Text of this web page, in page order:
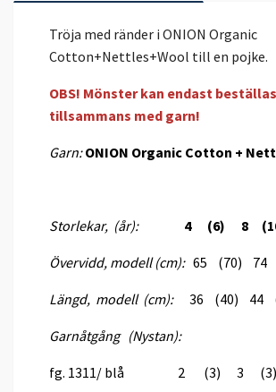
Tröja med ränder i ONION Organic
Cotton+Nettles+Wool till en pojke.
OBS! Mönster kan endast beställas
tillsammans med garn!
Garn: ONION Organic Cotton +
Storlekar, (år): 4(6) 8
Övervidd, modell (cm):65 (70) 74
Längd, modell (cm):36 (40) 44
Garnåtgång (Nystan):
fg. 1311/ blå 2 (3) 3